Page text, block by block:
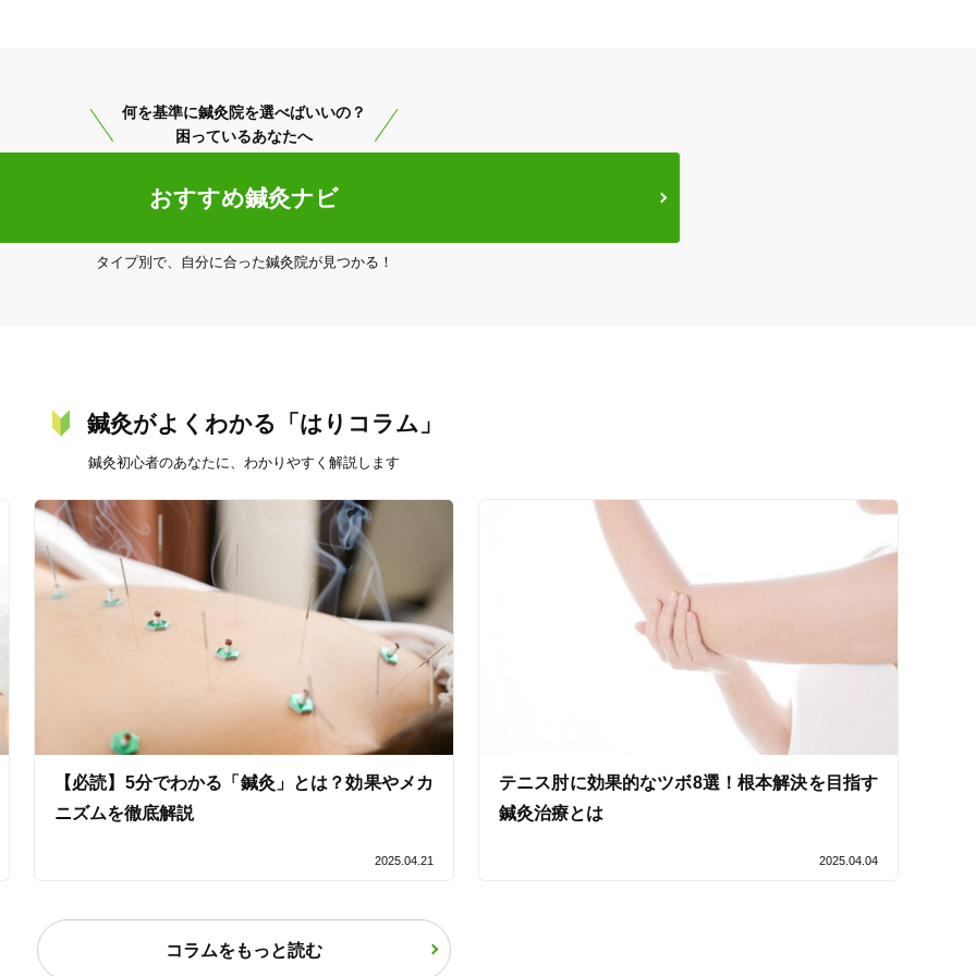
何を基準に鍼灸院を選べばいいの？
困っているあなたへ
おすすめ鍼灸ナビ
タイプ別で、自分に合った鍼灸院が見つかる！
鍼灸がよくわかる「はりコラム」
鍼灸初心者のあなたに、わかりやすく解説します
【必読】5分でわかる「鍼灸」とは？効果やメカ
ニズムを徹底解説
2025.04.21
テニス肘に効果的なツボ8選！根本解決を目指す
鍼灸治療とは
2025.04.04
コラムをもっと読む